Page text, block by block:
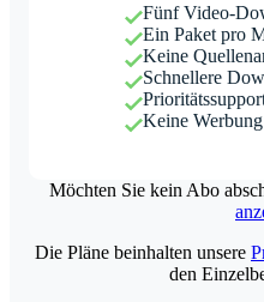
Fünf Video-
Ein Paket pro
Keine
Schnellere
Keine Werbung
Möchten Sie kein Abo
Die Pläne beinhalten unsere
den